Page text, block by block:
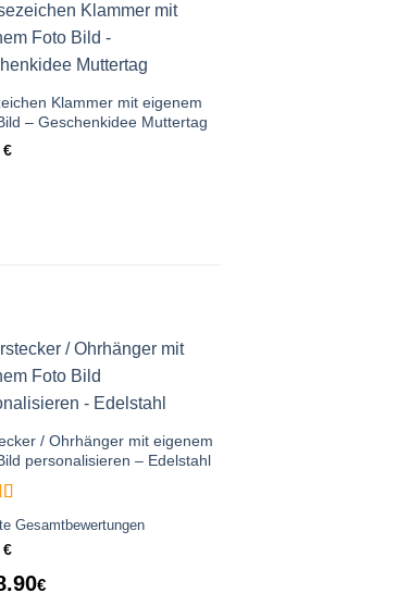
Wunschliste
Klammer mit eigenem
– Geschenkidee Muttertag
€
Auf die
Wunschliste
/ Ohrhänger mit eigenem
personalisieren – Edelstahl
5
Gesamtbewertungen
€
€